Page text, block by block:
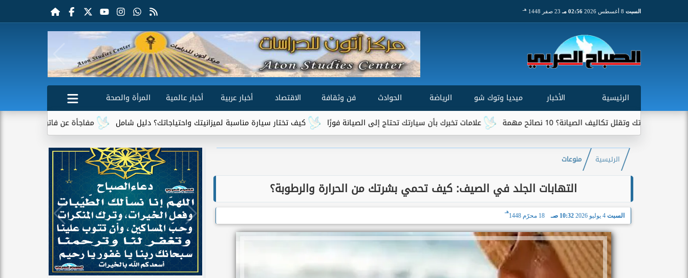
السبت 02:56 مـ 23 صفر 1448 هـ
الرئيسية الأخبار ميديا وتوك شو الرياضة الحوادث فن وثقافة الاقتصاد أخبار عربية أخبار عالمية
المرأة والصحة
مفاجأة عن فاتورة الكهرباء.. جهاز واحد
كيف تختار سيارة مناسبة لميزانيتك واحتياجاتك؟ دليل شامل علامات تخبرك بأن سيارتك تحتاج إلى الصيانة فورًا تكاليف الصيانة؟ 10 نصائح مهمة
الرئيسية منوعات
التهابات الجلد في الصيف: كيف تحمي بشرتك من الحرارة والرطوبة؟
السبت 4 يوليو 2026 10:32 صـ 18 محرّم 1448
هـ